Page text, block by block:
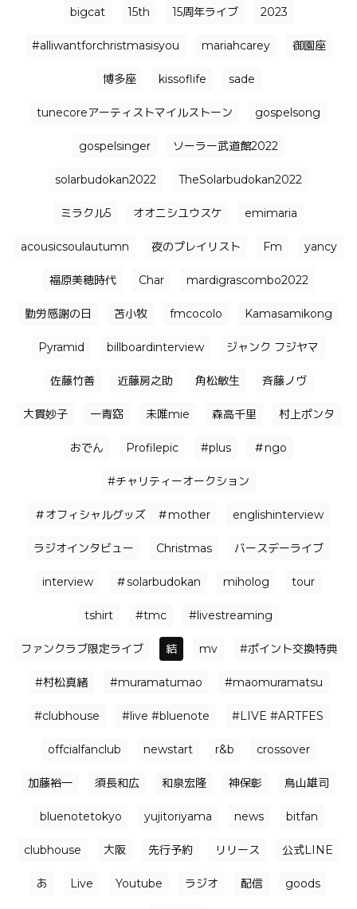
bigcat 15th 15周年ライブ 2023
#alliwantforchristmasisyou mariahcarey 御園座
博多座 kissoflife sade
tunecoreアーティストマイルストーン gospelsong
gospelsinger ソーラー武道館2022
solarbudokan2022 TheSolarbudokan2022
ミラクル5 オオニシユウスケ emimaria
acousicsoulautumn 夜のプレイリスト Fm yancy
福原美穂時代 Char mardigrascombo2022
勤労感謝の日 苫小牧 fmcocolo Kamasamikong
Pyramid billboardinterview ジャンク フジヤマ
佐藤竹善 近藤房之助 角松敏生 ⻫藤ノヴ
大貫妙子 一青窈 未唯mie 森高千里 村上ポンタ
おでん Profilepic #plus ＃ngo
#チャリティーオークション
＃オフィシャルグッズ ＃mother englishinterview
ラジオインタビュー Christmas バースデーライブ
interview ＃solarbudokan miholog tour
tshirt #tmc #livestreaming
ファンクラブ限定ライブ 結 mv #ポイント交換特典
#村松真緒 #muramatumao #maomuramatsu
#clubhouse #live #bluenote #LIVE #ARTFES
offcialfanclub newstart r&b crossover
加藤裕一 須長和広 和泉宏隆 神保彰 鳥山雄司
bluenotetokyo yujitoriyama news bitfan
clubhouse 大阪 先行予約 リリース 公式LINE
あ Live Youtube ラジオ 配信 goods